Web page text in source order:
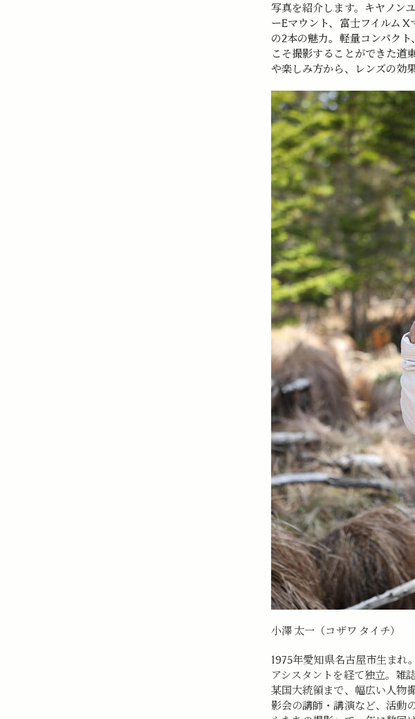
写真を紹介します。キヤノン
ーEマウント、富士フイルム
の2本の魅力。軽量コンパク
こそ撮影することができた道
や楽しみ方から、レンズの効
小澤 太一（コザワ タイチ）
1975年愛知県名古屋市生まれ。
アシスタントを経て独立。雑
某国大統領まで、 幅広い人物
影会の講師・講演など、 活動